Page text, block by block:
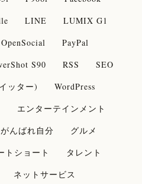
LINE
LUMIX G1
OpenSocial
PayPal
S90 RSS
SEO
ッター)
WordPress
エンターテインメント
がんばれ自分
グルメ
トショート
タレント
ネットサービス